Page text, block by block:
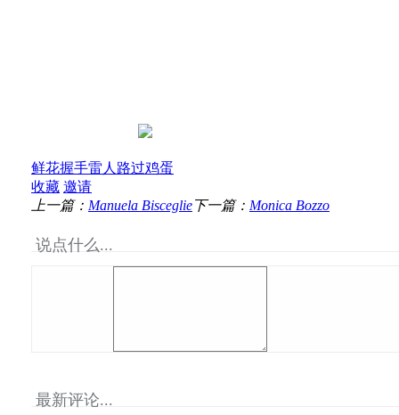
鲜花握手雷人 路过鸡蛋
收藏 邀请
上一篇： Manuela Bisceglie下一篇： Monica Bozzo
说点什么...
最新评论...